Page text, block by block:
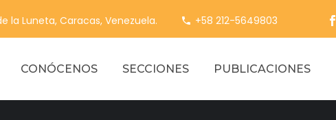
la Luneta, Caracas, Venezuela. +58 212-5649803
CONÓCENOS SECCIONES PUBLICACIONES